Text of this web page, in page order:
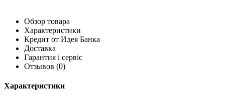
Обзор товара
Характеристики
Кредит от Идея Банка
Доставка
Гарантия і сервіс
Отзывов (0)
Характеристики